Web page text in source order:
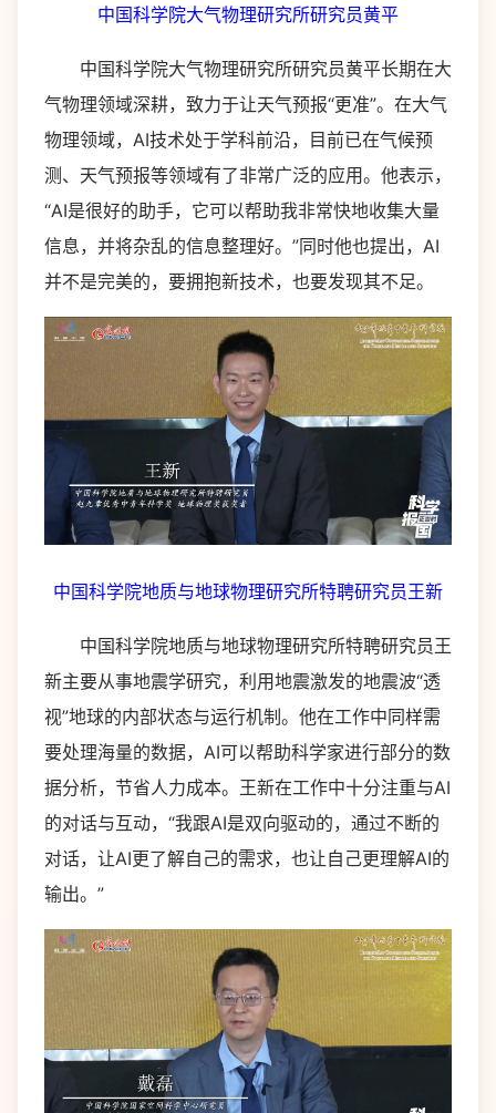
中国科学院大气物理研究所研究员黄平
中国科学院大气物理研究所研究员黄平长期在大
气物理领域深耕，致力于让天气预报“更准”。在大气
物理领域，AI技术处于学科前沿，目前已在气候预
测、天气预报等领域有了非常广泛的应用。他表示，
“AI是很好的助手，它可以帮助我非常快地收集大量
信息，并将杂乱的信息整理好。”同时他也提出，AI
并不是完美的，要拥抱新技术，也要发现其不足。
中国科学院地质与地球物理研究所特聘研究员王新
中国科学院地质与地球物理研究所特聘研究员王
新主要从事地震学研究，利用地震激发的地震波“透
视”地球的内部状态与运行机制。他在工作中同样需
要处理海量的数据，AI可以帮助科学家进行部分的数
据分析，节省人力成本。王新在工作中十分注重与AI
的对话与互动，“我跟AI是双向驱动的，通过不断的
对话，让AI更了解自己的需求，也让自己更理解AI的
输出。”